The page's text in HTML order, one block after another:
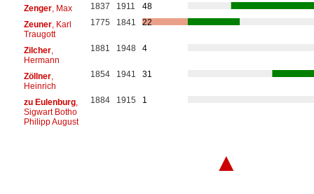
Zenger, Max 1837 1911
48
Zeuner, Karl
Traugott
1775 1841 22
Zilcher,
Hermann
1881 1948 4
Zöllner,
Heinrich
1854 1941 31
zu Eulenburg,
Sigwart Botho
Philipp August
1884 1915 1
▲